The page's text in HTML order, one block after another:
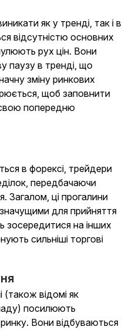
як у тренді, так і в
відсутністю основних
рух цін. Вони
паузу в тренді, що
зміну ринкових
щоб заповнити
попередню
в форексі, трейдери
передбачаючи
Загалом, ці прогалини
для прийняття
зосередитися на інших
сильніші торгові
відомі як
посилюють
Вони відбуваються